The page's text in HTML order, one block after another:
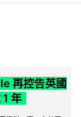
再控告英國
年